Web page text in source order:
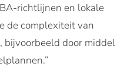
richtlijnen en lokale
de complexiteit van
bijvoorbeeld door middel